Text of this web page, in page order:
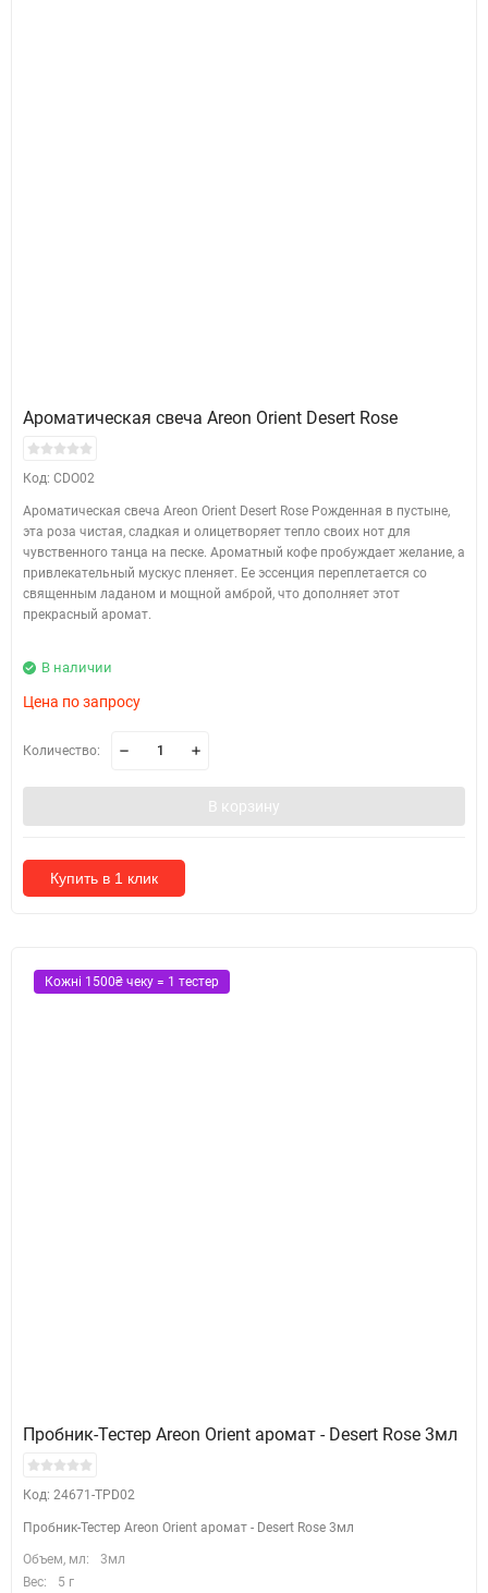
Ароматическая свеча Areon Orient Desert Rose
Код: CDO02
Ароматическая свеча Areon Orient Desert Rose Рожденная в пустыне,
эта роза чистая, сладкая и олицетворяет тепло своих нот для
чувственного танца на песке. Ароматный кофе пробуждает желание, а
привлекательный мускус пленяет. Ее эссенция переплетается со
священным ладаном и мощной амброй, что дополняет этот
прекрасный аромат.
В наличии
Цена по запросу
Количество:
В корзину
Купить в 1 клик
Кожні 1500₴ чеку = 1 тестер
Пробник-Тестер Areon Orient аромат - Desert Rose 3мл
Код: 24671-TPD02
Пробник-Тестер Areon Orient аромат - Desert Rose 3мл
Объем, мл:
3мл
Вес:
5 г